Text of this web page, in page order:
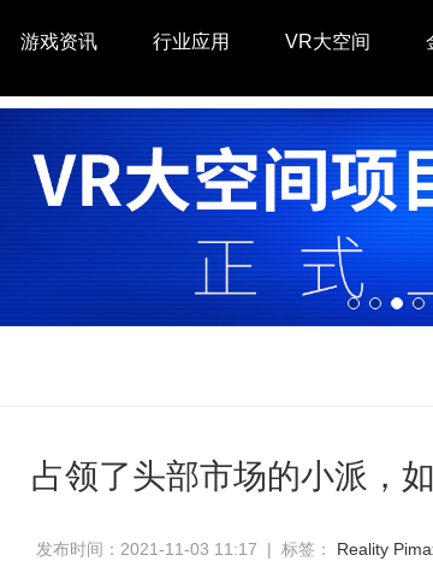
游戏资讯 行业应用 VR大空间
占领了头部市场的小派，
发布时间：2021-11-03 11:17 | 标签： Reality